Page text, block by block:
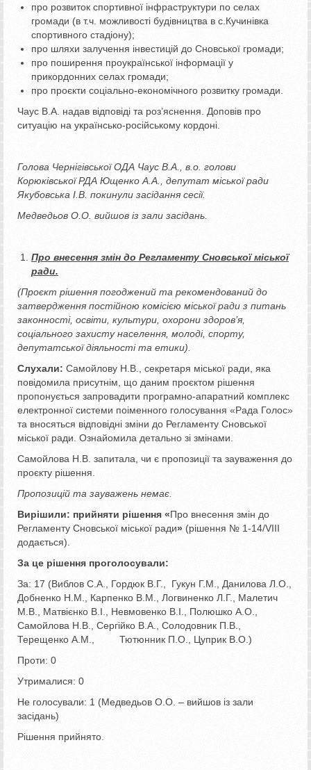
про розвиток спортивної інфраструктури по селах
громади (в т.ч. можливості будівництва в с.Кучинівка
спортивного стадіону);
про шляхи залучення інвестицій до Сновської громади;
про поширення проукраїнської інформації у
прикордонних селах громади;
про проєкти соціально-економічного розвитку громади.
Чаус В.А. надав відповіді та роз’яснення. Доповів про
ситуацію на українсько-російському кордоні.
Голова Чернігівської ОДА Чаус В.А., в.о. голови
Корюківської РДА Ющенко А.А., депутат міської ради
Якубовська І.В. покинули засідання сесії.
Медведьов О.О. вийшов із зали засідань.
Про внесення змін до Регламенту Сновської міської
ради.
(Проєкт рішення погоджений та рекомендований до
затвердження постійною комісією міської ради з питань
законності, освіти, культури, охорони здоров’я,
соціального захисту населення, молоді, спорту,
депутатської діяльності та етики).
Слухали: Самойлову Н.В., секретаря міської ради, яка
повідомила присутнім, що даним проєктом рішення
пропонується запровадити програмно-апаратний комплекс
електронної системи поіменного голосування «Рада Голос»
та вносяться відповідні зміни до Регламенту Сновської
міської ради. Ознайомила детально зі змінами.
Самойлова Н.В. запитала, чи є пропозиції та зауваження до
проєкту рішення.
Пропозицій та зауважень немає.
Вирішили: прийняти рішення «Про внесення змін до
Регламенту Сновської міської ради» (рішення № 1-14/VІІІ
додається).
За це рішення проголосували:
За: 17 (Виблов С.А., Гордюк В.Г., Гукун Г.М., Данилова Л.О.,
Добненко Н.М., Карпенко В.М., Логвиненко Л.Г., Малетич
М.В., Матвієнко В.І., Невмовенко В.І., Полюшко А.О.,
Самойлова Н.В., Сергійко В.А., Солодовник П.В.,
Терещенко А.М., Тютюнник П.О., Цуприк В.О.)
Проти: 0
Утрималися: 0
Не голосували: 1 (Медведьов О.О. – вийшов із зали
засідань)
Рішення прийнято.